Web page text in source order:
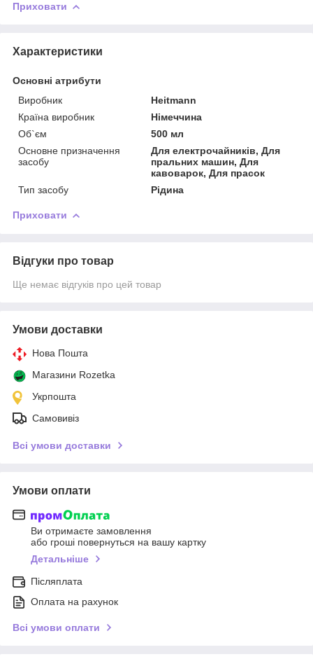
Приховати
Характеристики
Основні атрибути
Виробник
Heitmann
Країна виробник
Німеччина
Об`єм
500 мл
Основне призначення
засобу
Для електрочайників, Для
пральних машин, Для
кавоварок, Для прасок
Тип засобу
Рідина
Приховати
Відгуки про товар
Ще немає відгуків про цей товар
Умови доставки
Нова Пошта
Магазини Rozetka
Укрпошта
Самовивіз
Всі умови доставки
Умови оплати
Ви отримаєте замовлення
або гроші повернуться на вашу картку
Детальніше
Післяплата
Оплата на рахунок
Всі умови оплати